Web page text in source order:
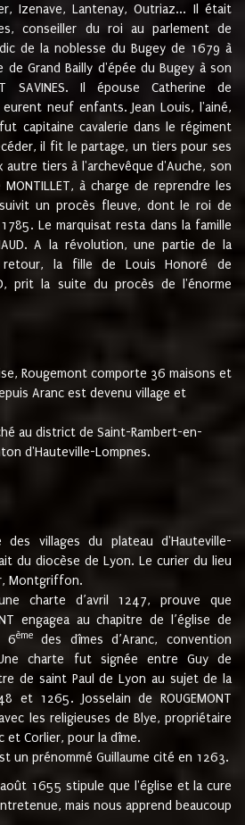
Izenave, Lantenay, Outriaz... Il était
conseiller du roi au parlement de
de la noblesse du Bugey de 1679 à
de Grand Bailly d'épée du Bugey à son
SAVINES. Il épouse Catherine de
eurent neuf enfants. Jean Louis, l'ainé,
capitaine cavalerie dans le régiment
il fit le partage, un tiers pour ses
tiers à l'archevêque d'Auche, son
à charge de reprendre les
un procès fleuve, dont le roi de
Le marquisat resta dans la famille
A la révolution, une partie de la
retour, la fille de Louis Honoré de
prit la suite du procès de l'énorme
Rougemont comporte 36 maisons et
Aranc est devenu village et
au district de Saint-Rambert-en-
d'Hauteville-Lompnes.
des villages du plateau d'Hauteville-
du diocèse de Lyon. Le curier du lieu
Montgriffon.
charte d’avril 1247, prouve que
engagea au chapitre de l’église de
6èmedes dîmes d’Aranc, convention
charte fut signée entre Guy de
de saint Paul de Lyon au sujet de la
et 1265. Josselain de ROUGEMONT
les religieuses de Blye, propriétaire
et Corlier, pour la dîme.
un prénommé Guillaume cité en 1263.
1655 stipule que l'église et la cure
mais nous apprend beaucoup